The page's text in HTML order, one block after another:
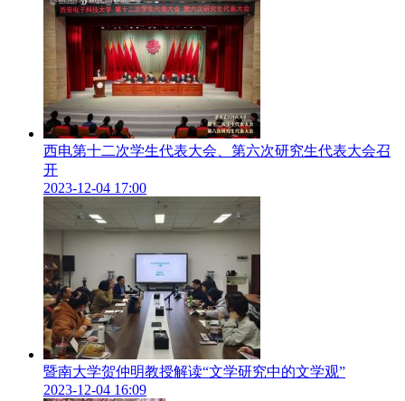
路演活动前，西安交通大学师生一行参观了苏州博志金钻科技
有限公司、苏州高新区展示馆及清华苏州环境创新研究院。
西电第十二次学生代表大会、第六次研究生代表大会召
开
2023-12-04 17:00
暨南大学贺仲明教授解读“文学研究中的文学观”
2023-12-04 16:09